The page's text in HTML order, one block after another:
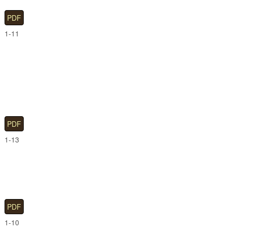
PDF
1-11
PDF
1-13
PDF
1-10